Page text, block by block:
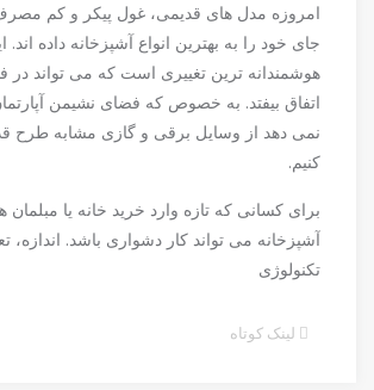
امروزه مدل های قدیمی، غول پیکر و کم
جای خود را به بهترین انواع آشپزخانه داده اند.
هوشمندانه ترین تغییری است که می تواند در
اتفاق بیفتد. به خصوص که فضای نشیمن
نمی دهد از وسایل برقی و گازی مشابه طرح
کنیم.
برای کسانی که تازه وارد خرید خانه یا مبلمان
آشپزخانه می تواند کار دشواری باشد. اندازه،
تکنولوژی
لینک کوتاه